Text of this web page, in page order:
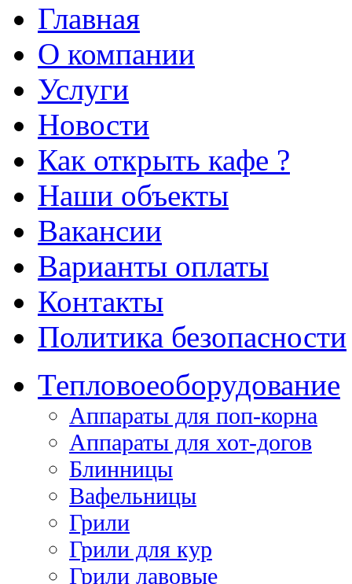
Главная
О компании
Услуги
Новости
Как открыть кафе ?
Наши объекты
Вакансии
Варианты оплаты
Контакты
Политика безопасности
Тепловоеоборудование
Аппараты для поп-корна
Аппараты для хот-догов
Блинницы
Вафельницы
Грили
Грили для кур
Грили лавовые